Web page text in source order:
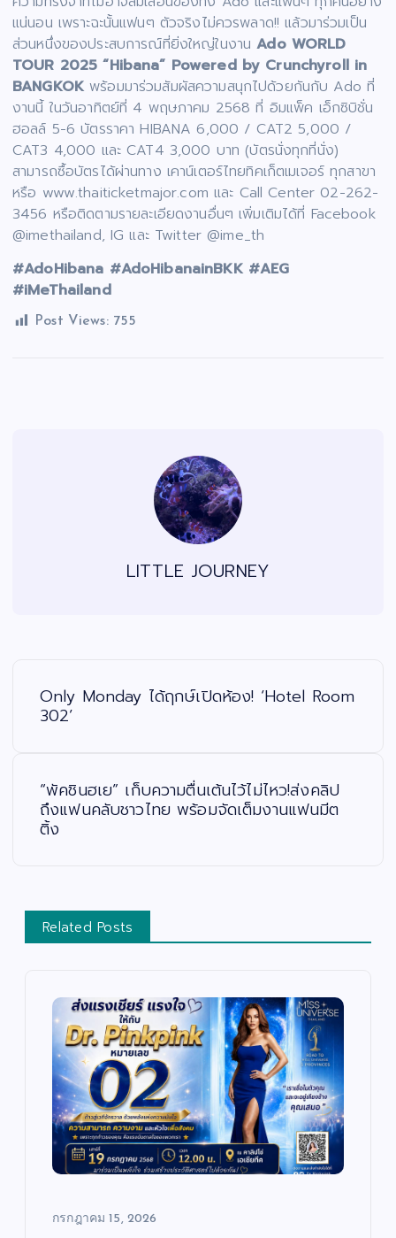
แน่นอน เพราะฉะนั้นแฟนๆ ตัวจริงไม่ควรพลาด!! แล้วมาร่วมเป็น
ส่วนหนึ่งของประสบการณ์ที่ยิ่งใหญ่ในงาน Ado WORLD
TOUR 2025 “Hibana” Powered by Crunchyroll in
BANGKOK พร้อมมาร่วมสัมผัสความสนุกไปด้วยกันกับ Ado ที่
งานนี้ ในวันอาทิตย์ที่ 4 พฤษภาคม 2568 ที่ อิมแพ็ค เอ็กซิบิชั่น
ฮอลล์ 5-6 บัตรราคา HIBANA 6,000 / CAT2 5,000 /
CAT3 4,000 และ CAT4 3,000 บาท (บัตรนั่งทุกที่นั่ง)
สามารถซื้อบัตรได้ผ่านทาง เคาน์เตอร์ไทยทิคเก็ตเมเจอร์ ทุกสาขา
หรือ www.thaiticketmajor.com และ Call Center 02-262-
3456 หรือติดตามรายละเอียดงานอื่นๆ เพิ่มเติมได้ที่ Facebook
@imethailand, IG และ Twitter @ime_th
#AdoHibana #AdoHibanainBKK #AEG
#iMeThailand
Post Views: 755
LITTLE JOURNEY
Only Monday ได้ฤกษ์เปิดห้อง! ‘Hotel Room
302’
“พัคชินฮเย” เก็บความตื่นเต้นไว้ไม่ไหว!ส่งคลิป
ถึงแฟนคลับชาวไทย พร้อมจัดเต็มงานแฟนมีต
ติ้ง
Related Posts
กรกฎาคม 15, 2026